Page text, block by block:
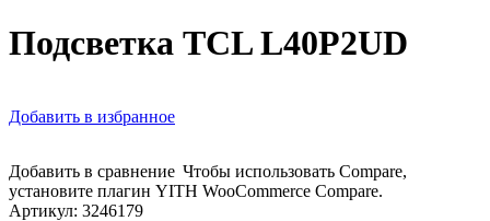
Подсветка TCL L40P2UD
Добавить в избранное
Добавить в сравнение Чтобы использовать Compare,
установите плагин YITH WooCommerce Compare.
Артикул: 3246179